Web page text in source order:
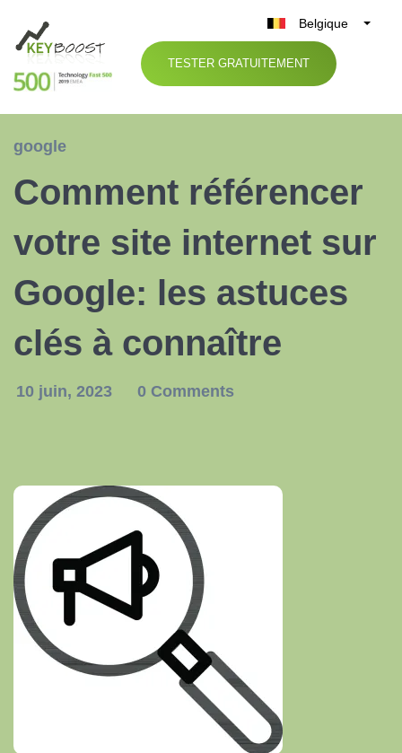
Belgique
België
Nederland
España
TESTER GRATUITEMENT
google
Comment référencer
votre site internet sur
Google: les astuces
clés à connaître
10 juin, 2023 0 Comments